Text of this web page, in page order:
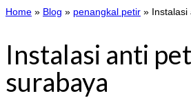
Home » Blog » penangkal petir » Instalasi
Instalasi anti
surabaya